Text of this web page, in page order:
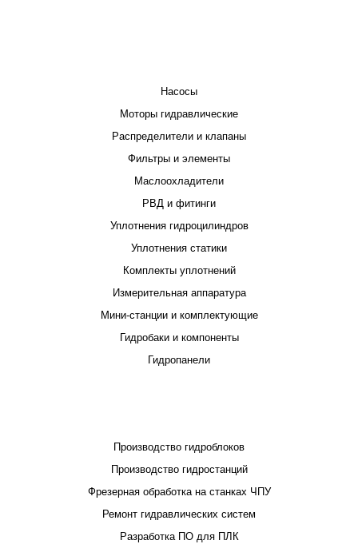
Насосы
Моторы гидравлические
Распределители и клапаны
Фильтры и элементы
Маслоохладители
РВД и фитинги
Уплотнения гидроцилиндров
Уплотнения статики
Комплекты уплотнений
Измерительная аппаратура
Мини-станции и комплектующие
Гидробаки и компоненты
Гидропанели
Производство гидроблоков
Производство гидростанций
Фрезерная обработка на станках ЧПУ
Ремонт гидравлических систем
Разработка ПО для ПЛК